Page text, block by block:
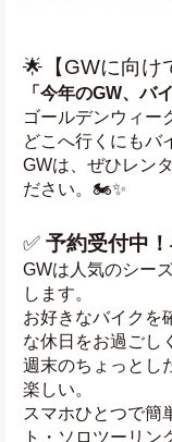
🌟【GWに向け
「今年のGW、バ
ゴールデンウィー
どこへ行くにもバ
GWは、ぜひレン
ださい。🏍️✨
✅ 予約受付中
GWは人気のシー
します。
お好きなバイクを
な休日をお過ごし
週末のちょっとし
楽しい。
スマホひとつで簡
ト・ソロツーリン